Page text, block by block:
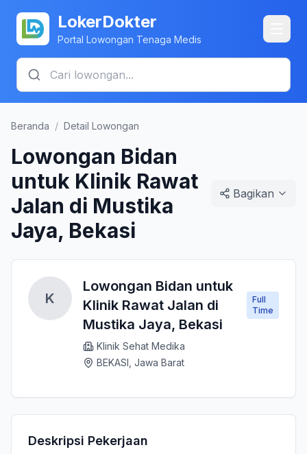
LokerDokter
Portal Lowongan Tenaga Medis
Beranda / Detail Lowongan
Lowongan Bidan
untuk Klinik Rawat
Jalan di Mustika
Jaya, Bekasi
Bagikan
K
Lowongan Bidan untuk
Klinik Rawat Jalan di
Mustika Jaya, Bekasi
Full
Time
Klinik Sehat Medika
BEKASI, Jawa Barat
Deskripsi Pekerjaan